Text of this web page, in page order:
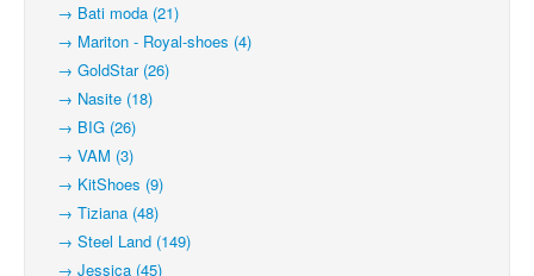
→ Bati moda (21)
→ Mariton - Royal-shoes (4)
→ GoldStar (26)
→ Nasite (18)
→ BIG (26)
→ VAM (3)
→ KitShoes (9)
→ Tiziana (48)
→ Steel Land (149)
→ Jessica (45)